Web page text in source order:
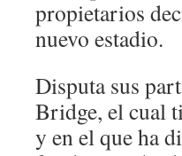
propietarios
nuevo estadio.
Disputa sus
Bridge, el cual
y en el que ha